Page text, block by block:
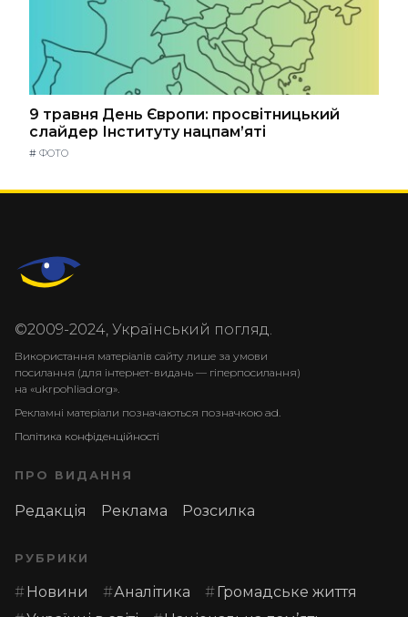
9 травня День Європи: просвітницький
слайдер Інституту нацпам’яті
# ФОТО
©2009-2024, Український погляд.
Використання матеріалів сайту лише за умови
посилання (для інтернет-видань — гіперпосилання)
на «ukrpohliad.org».
Рекламні матеріали позначаються позначкою ad.
Політика конфіденційності
ПРО ВИДАННЯ
Редакція Реклама Розсилка
РУБРИКИ
Новини Аналітика
Громадське життя